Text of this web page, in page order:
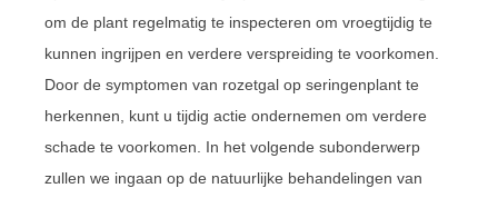
om de plant regelmatig te inspecteren om vroegtijdig te
kunnen ingrijpen en verdere verspreiding te voorkomen.
Door de symptomen van rozetgal op seringenplant te
herkennen, kunt u tijdig actie ondernemen om verdere
schade te voorkomen. In het volgende subonderwerp
zullen we ingaan op de natuurlijke behandelingen van